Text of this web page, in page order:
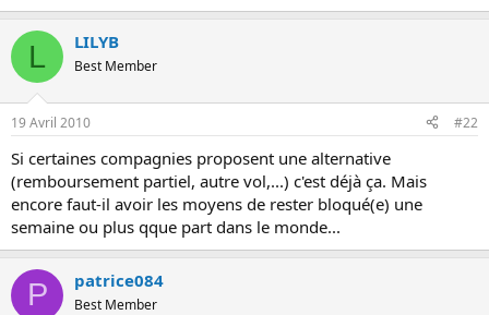
L LILYB
Best Member
19 Avril 2010 #22
Si certaines compagnies proposent une alternative
(remboursement partiel, autre vol,...) c'est déjà ça. Mais
encore faut-il avoir les moyens de rester bloqué(e) une
semaine ou plus qque part dans le monde...
P patrice084
Best Member